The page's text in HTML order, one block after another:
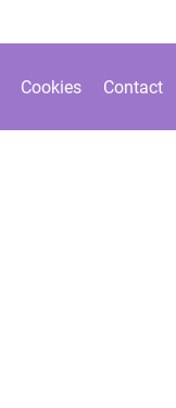
Cookies Contact